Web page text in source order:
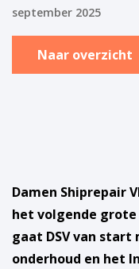
september 2025
Naar overzicht
Damen Shiprepair
het volgende grote
gaat DSV van
onderhoud en het